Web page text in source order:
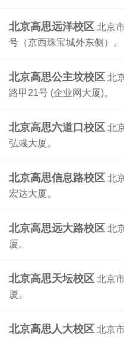
北京高思远洋校区 北京
号（京西珠宝城外东侧）。
北京高思公主坟校区 北
路甲21号 (企业网大厦)。
北京高思六道口校区 北
弘彧大厦。
北京高思信息路校区 北
宏达大厦。
北京高思远大路校区 北
厦。
北京高思天坛校区 北京
厦。
北京高思人大校区 北京